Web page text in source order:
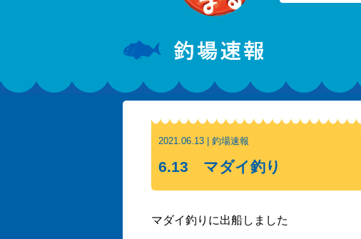
2021.06.13 | 釣場速報
6.13 マダイ釣り
マダイ釣りに出船しました